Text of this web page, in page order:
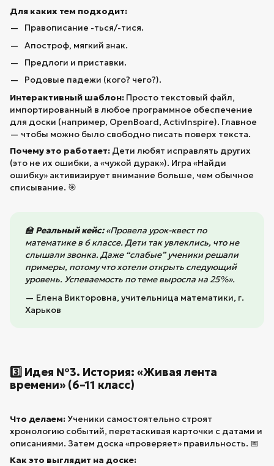
Для каких тем подходит:
Правописание -ться/-тися.
Апостроф, мягкий знак.
Предлоги и приставки.
Родовые падежи (кого? чего?).
Интерактивный шаблон: Просто текстовый файл,
импортированный в любое программное обеспечение
для доски (например, OpenBoard, ActivInspire). Главное
— чтобы можно было свободно писать поверх текста.
Почему это работает: Дети любят исправлять других
(это не их ошибки, а «чужой дурак»). Игра «Найди
ошибку» активизирует внимание больше, чем обычное
списывание. 🎯
🏫Реальный кейс:«Провела урок-квест по
математике в 6 классе. Дети так увлеклись, что не
слышали звонка. Даже “слабые” ученики решали
примеры, потому что хотели открыть следующий
уровень. Успеваемость по теме выросла на 25%».
— Елена Викторовна, учительница математики, г.
Харьков
3️⃣ Идея №3. История: «Живая лента
времени» (6–11 класс)
Что делаем:Ученики самостоятельно строят
хронологию событий, перетаскивая карточки с датами и
описаниями. Затем доска «проверяет» правильность. 📅
Как это выглядит на доске: